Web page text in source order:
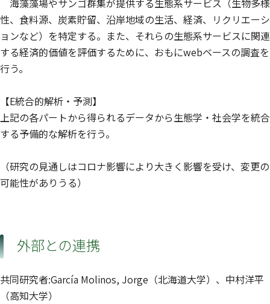
海藻藻場やサンゴ群集が提供する生態系サービス（生物多様
性、食料源、炭素貯留、沿岸地域の生活、経済、リクリエーシ
ョンなど）を特定する。また、それらの生態系サービスに関連
する経済的価値を評価するために、おもにwebベースの調査を
行う。
【E統合的解析・予測】
上記の各パートから得られるデータから生態学・社会学を統合
する予備的な解析を行う。
（研究の見通しはコロナ影響により大きく影響を受け、変更の
可能性がありうる）
外部との連携
共同研究者:García Molinos, Jorge（北海道大学）、中村洋平
（高知大学）